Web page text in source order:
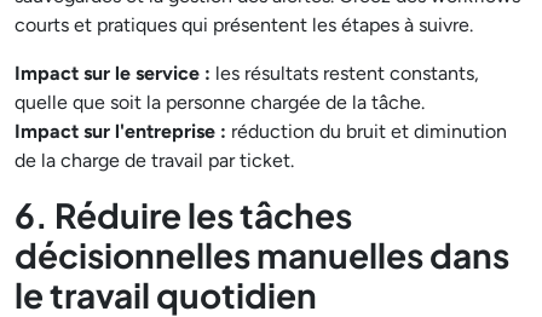
courts et pratiques qui présentent les étapes à suivre.
Impact sur le service : les résultats restent constants,
quelle que soit la personne chargée de la tâche.
Impact sur l'entreprise : réduction du bruit et diminution
de la charge de travail par ticket.
6. Réduire les tâches
décisionnelles manuelles dans
le travail quotidien